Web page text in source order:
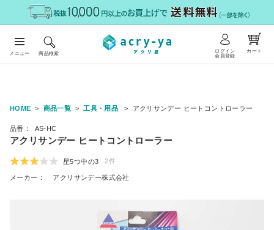
メニュー 商品検索
ログイン
会員登録
カート
HOME 商品一覧 工具・用品 アクリサンデー ヒートコントローラー
品番： AS-HC
アクリサンデー ヒートコントローラー
星5つ中の3 2件
メーカー： アクリサンデー株式会社